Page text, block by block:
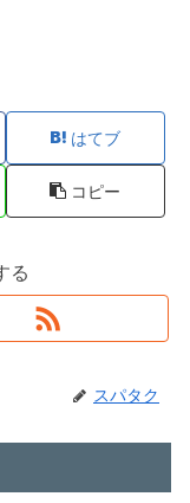
はてブ
コピー
る
スパタク